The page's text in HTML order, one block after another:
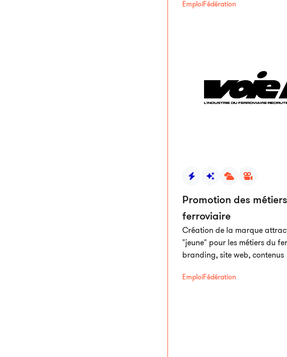
EmploiFédération
Promotion des
ferroviaire
Création de la marque
"jeune" pour les métiers du
branding, site web, contenus
EmploiFédération